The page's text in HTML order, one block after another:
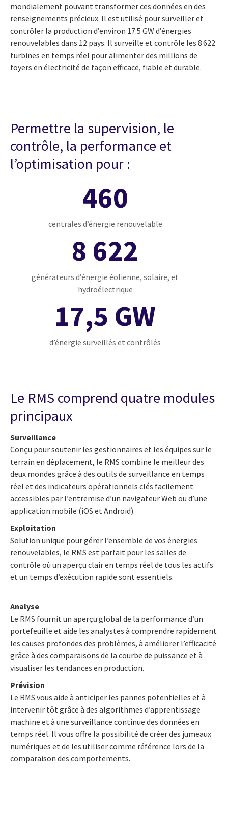
mondialement pouvant transformer ces données en des
renseignements précieux. Il est utilisé pour surveiller et
contrôler la production d’environ 17.5 GW d’énergies
renouvelables dans 12 pays. Il surveille et contrôle les 8 622
turbines en temps réel pour alimenter des millions de
foyers en électricité de façon efficace, fiable et durable.
Permettre la supervision, le
contrôle, la performance et
l’optimisation pour :
460
centrales d’énergie renouvelable
8 622
générateurs d’énergie éolienne, solaire, et
hydroélectrique
17,5 GW
d’énergie surveillés et contrôlés
Le RMS comprend quatre modules
principaux
Surveillance
Conçu pour soutenir les gestionnaires et les équipes sur le
terrain en déplacement, le RMS combine le meilleur des
deux mondes grâce à des outils de surveillance en temps
réel et des indicateurs opérationnels clés facilement
accessibles par l’entremise d’un navigateur Web ou d’une
application mobile (iOS et Android).
Exploitation
Solution unique pour gérer l’ensemble de vos énergies
renouvelables, le RMS est parfait pour les salles de
contrôle où un aperçu clair en temps réel de tous les actifs
et un temps d’exécution rapide sont essentiels.
Analyse
Le RMS fournit un aperçu global de la performance d’un
portefeuille et aide les analystes à comprendre rapidement
les causes profondes des problèmes, à améliorer l’efficacité
grâce à des comparaisons de la courbe de puissance et à
visualiser les tendances en production.
Prévision
Le RMS vous aide à anticiper les pannes potentielles et à
intervenir tôt grâce à des algorithmes d’apprentissage
machine et à une surveillance continue des données en
temps réel. Il vous offre la possibilité de créer des jumeaux
numériques et de les utiliser comme référence lors de la
comparaison des comportements.